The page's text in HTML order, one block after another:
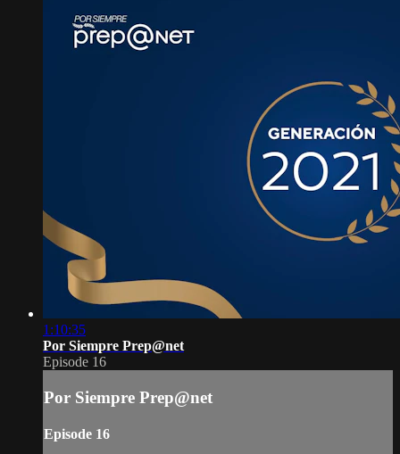
1:10:35
Por Siempre Prep@net
Episode 16
Por Siempre Prep@net
Episode 16